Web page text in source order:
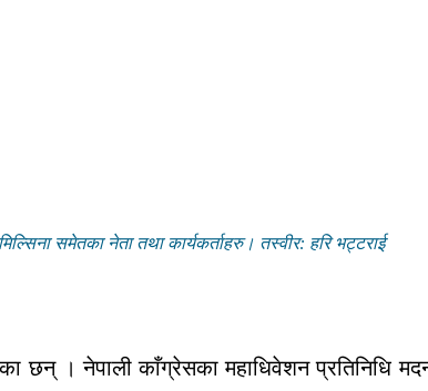
समेतका नेता तथा कार्यकर्ताहरु। तस्वीर: हरि भट्टराई
छन् । नेपाली काँग्रेसका महाधिवेशन प्रतिनिधि